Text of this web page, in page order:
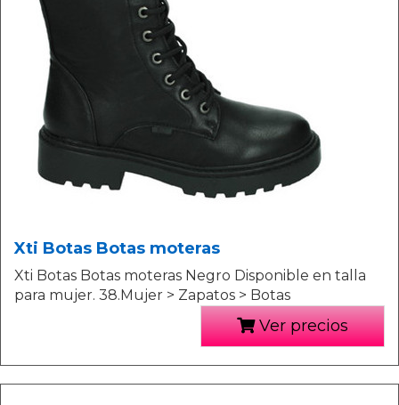
Xti Botas Botas moteras
Xti Botas Botas moteras Negro Disponible en talla
para mujer. 38.Mujer > Zapatos > Botas
Ver precios